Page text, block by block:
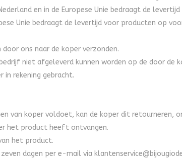
en in de Europese Unie bedraagt de
Unie bedraagt de levertijd voor producten op
ons naar de koper verzonden.
niet afgeleverd kunnen worden op de door
in rekening gebracht.
van koper voldoet, kan de koper dit retourneren,
het product heeft ontvangen.
het product.
dagen per e-mail via